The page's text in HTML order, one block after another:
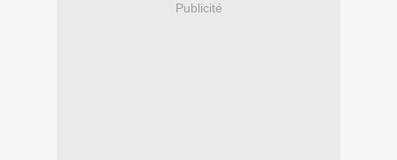
Publicité